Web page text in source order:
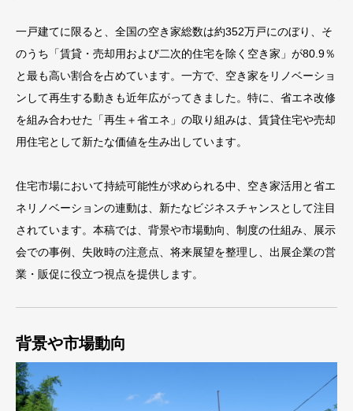
一戸建てに限ると、全国の空き家総数は約352万戸にのぼり、そ
のうち「賃貸・売却用および二次的住宅を除く空き家」が80.9％
と最も高い割合を占めています。一方で、空き家をリノベーショ
ンして再生する動きも近年広がってきました。特に、省エネ改修
を組み合わせた「再生＋省エネ」の取り組みは、賃貸住宅や売却
用住宅として新たな価値を生み出しています。
住宅市場において持続可能性が求められる中、空き家活用と省エ
ネリノベーションの連動は、新たなビジネスチャンスとして注目
されています。本稿では、背景や市場動向、制度の仕組み、展示
会での事例、失敗時の注意点、将来展望を整理し、出展企業の営
業・販促に役立つ視点を提供します。
背景や市場動向